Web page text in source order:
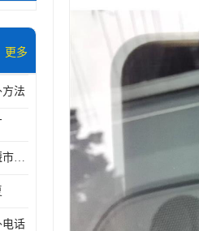
更多
方法
一路同行服务真诚 都江堰市凹陷修复厂商直供
电话